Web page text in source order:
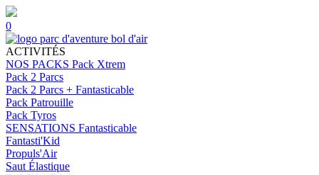
0
ACTIVITÉS
NOS PACKS Pack Xtrem
Pack 2 Parcs
Pack 2 Parcs + Fantasticable
Pack Patrouille
Pack Tyros
SENSATIONS Fantasticable
Fantasti'Kid
Propuls'Air
Saut Élastique